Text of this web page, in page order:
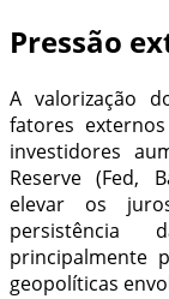
Pressão
A valorização
fatores
investidores
Reserve (Fed,
elevar os
persistência
principalmente
geopolíticas